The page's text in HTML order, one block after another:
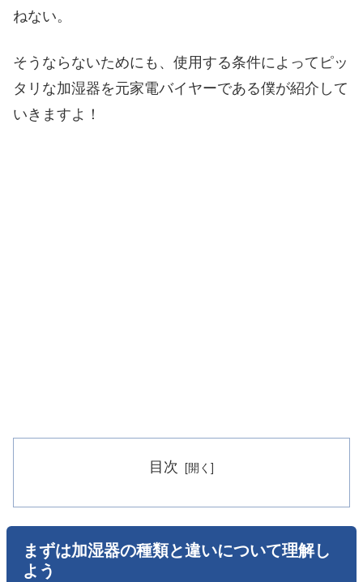
ねない。
そうならないためにも、使用する条件によってピッ
タリな加湿器を元家電バイヤーである僕が紹介して
いきますよ！
目次
まずは加湿器の種類と違いについて理解し
よう